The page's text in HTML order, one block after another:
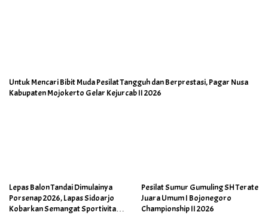
Untuk Mencari Bibit Muda Pesilat Tangguh dan Berprestasi, Pagar Nusa
Kabupaten Mojokerto Gelar Kejurcab II 2026
Lepas Balon Tandai Dimulainya
Porsenap 2026, Lapas Sidoarjo
Kobarkan Semangat Sportivitas
Pesilat Sumur Gumuling SH Terate
Juara Umum I Bojonegoro
Championship II 2026